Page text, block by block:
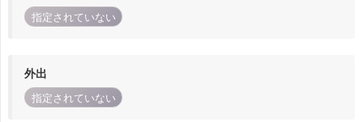
指定されていない
外出
指定されていない